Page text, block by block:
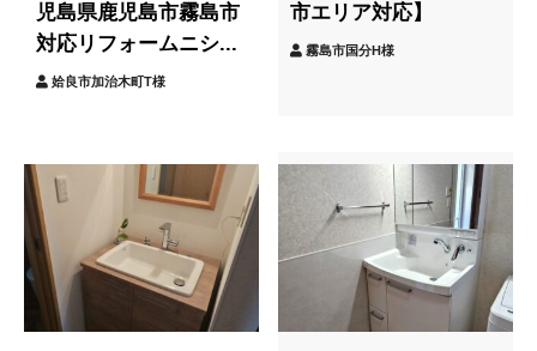
児島県鹿児島市霧島市
対応リフォームニシ...
姶良市加治木町T様
市エリア対応】
霧島市国分H様